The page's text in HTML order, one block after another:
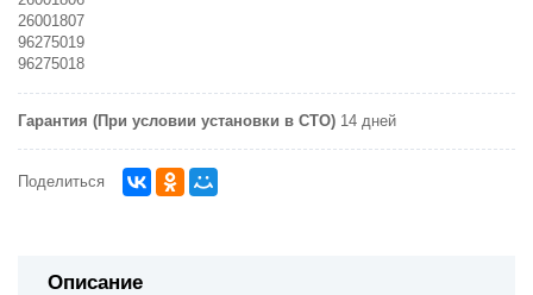
26001807
96275019
96275018
Гарантия (При условии установки в СТО) 14 дней
Поделиться
Описание